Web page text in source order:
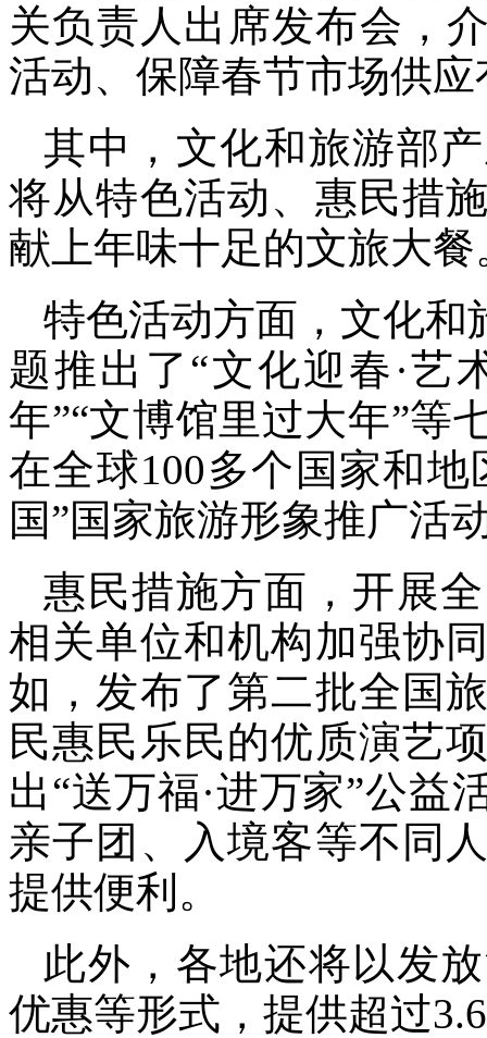
关负责人出席发布会，
活动、保障春节市场供
其中，文化和旅游部
将从特色活动、惠民措
献上年味十足的文旅大餐
特色活动方面，文化和
题推出了“文化迎春·艺
年”“文博馆里过大年”等
在全球100多个国家和
国”国家旅游形象推广活
惠民措施方面，开展
相关单位和机构加强协
如，发布了第二批全国
民惠民乐民的优质演艺
出“送万福·进万家”公益
亲子团、入境客等不同
提供便利。
此外，各地还将以发
优惠等形式，提供超过